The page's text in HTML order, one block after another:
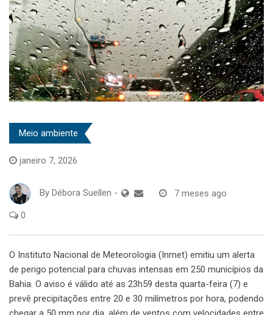
Meio ambiente
janeiro 7, 2026
By Débora Suellen - 7 meses ago
0
O Instituto Nacional de Meteorologia (Inmet) emitiu um alerta
de perigo potencial para chuvas intensas em 250 municípios da
Bahia. O aviso é válido até as 23h59 desta quarta-feira (7) e
prevê precipitações entre 20 e 30 milímetros por hora, podendo